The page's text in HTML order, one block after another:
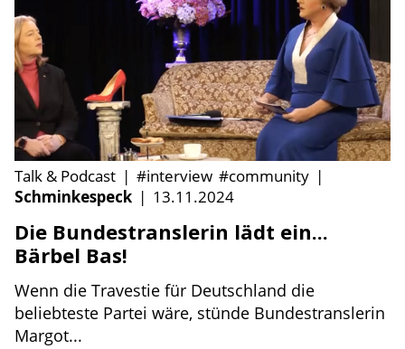
Talk & Podcast | #interview #community |
Schminkespeck | 13.11.2024
Die Bundestranslerin lädt ein...
Bärbel Bas!
Wenn die Travestie für Deutschland die
beliebteste Partei wäre, stünde Bundestranslerin
Margot...